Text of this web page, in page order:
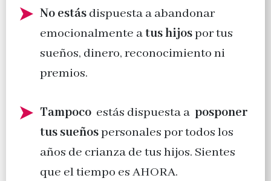
No estás dispuesta a abandonar
emocionalmente atus hijospor tus
sueños, dinero, reconocimiento ni
premios.
Tampoco estás dispuesta a posponer
tus sueñospersonales por todos los
años de crianza de tus hijos. Sientes
que el tiempo es AHORA.